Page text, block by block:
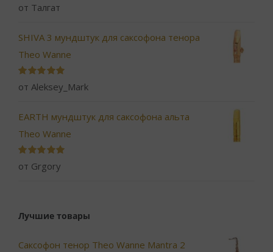
Оценка5из
5
от Талгат
SHIVA 3 мундштук для саксофона тенора
Theo Wanne
Оценка5 из
5
от Aleksey_Mark
EARTH мундштук для саксофона альта
Theo Wanne
Оценка5 из
5
от Grgory
Лучшие товары
Саксофон тенор Theo Wanne Mantra 2